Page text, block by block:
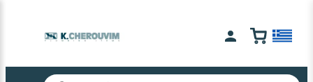
περιεχόμενο